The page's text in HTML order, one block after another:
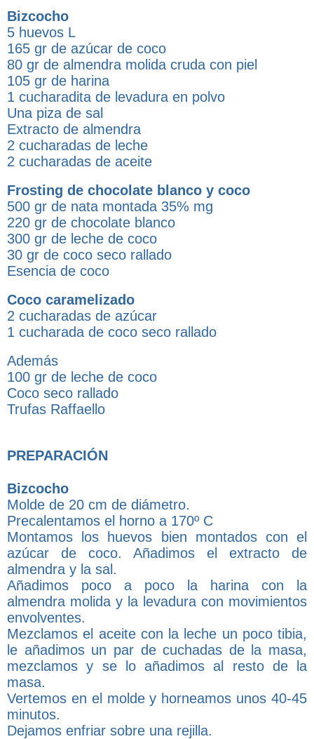
Bizcocho
5 huevos L
165 gr de azúcar de coco
80 gr de almendra molida cruda con piel
105 gr de harina
1 cucharadita de levadura en polvo
Una piza de sal
Extracto de almendra
2 cucharadas de leche
2 cucharadas de aceite
Frosting de chocolate blanco y coco
500 gr de nata montada 35% mg
220 gr de chocolate blanco
300 gr de leche de coco
30 gr de coco seco rallado
Esencia de coco
Coco caramelizado
2 cucharadas de azúcar
1 cucharada de coco seco rallado
Además
100 gr de leche de coco
Coco seco rallado
Trufas Raffaello
PREPARACIÓN
Bizcocho
Molde de 20 cm de diámetro.
Precalentamos el horno a 170º C
Montamos los huevos bien montados con el
azúcar de coco. Añadimos el extracto de
almendra y la sal.
Añadimos poco a poco la harina con la
almendra molida y la levadura con movimientos
envolventes.
Mezclamos el aceite con la leche un poco tibia,
le añadimos un par de cuchadas de la masa,
mezclamos y se lo añadimos al resto de la
masa.
Vertemos en el molde y horneamos unos 40-45
minutos.
Dejamos enfriar sobre una rejilla.